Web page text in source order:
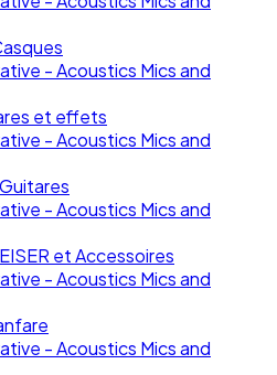
et effets
et Accessoires